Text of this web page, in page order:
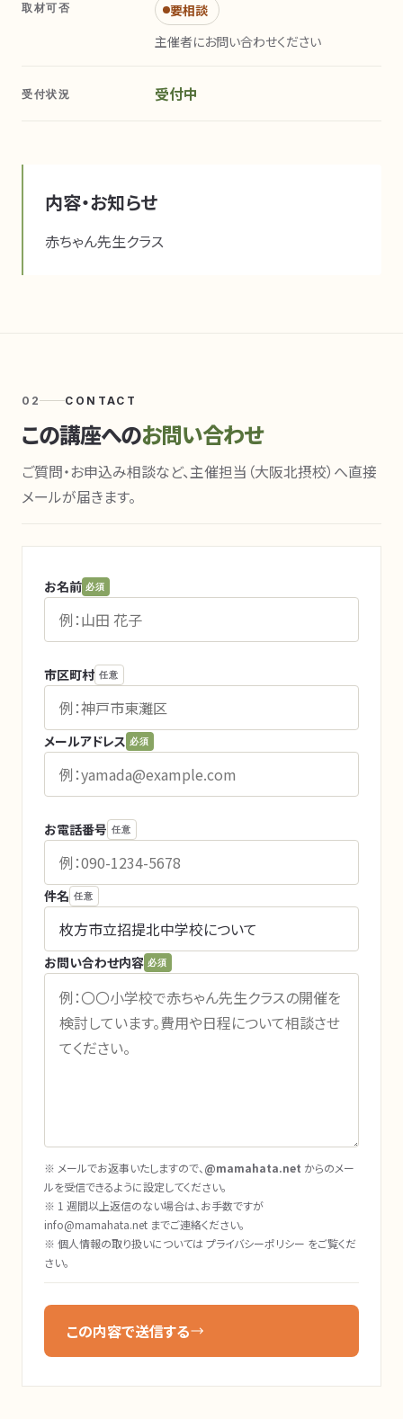
取材可否
要相談
主催者にお問い合わせください
受付状況 受付中
内容・お知らせ
赤ちゃん先生クラス
02 CONTACT
この講座へのお問い合わせ
ご質問・お申込み相談など、主催担当（大阪北摂校）へ直接
メールが届きます。
お名前 必須
市区町村 任意
メールアドレス 必須
お電話番号 任意
件名 任意
お問い合わせ内容 必須
※ メールでお返事いたしますので、 @mamahata.net からのメー
ルを受信できるように設定してください。
※ 1 週間以上返信のない場合は、お手数ですが
info@mamahata.net までご連絡ください。
※ 個人情報の取り扱いについては プライバシーポリシー をご覧くだ
さい。
この内容で送信する